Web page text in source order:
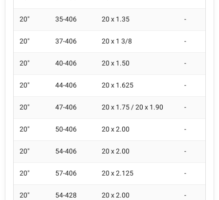
20" 35-406 20 x 1.35 -
20" 37-406 20 x 1 3/8 -
20" 40-406 20 x 1.50 -
20" 44-406 20 x 1.625 -
20" 47-406 20 x 1.75 / 20 x 1.90 -
20" 50-406 20 x 2.00 -
20" 54-406 20 x 2.00 -
20" 57-406 20 x 2.125 -
20" 54-428 20 x 2.00 -